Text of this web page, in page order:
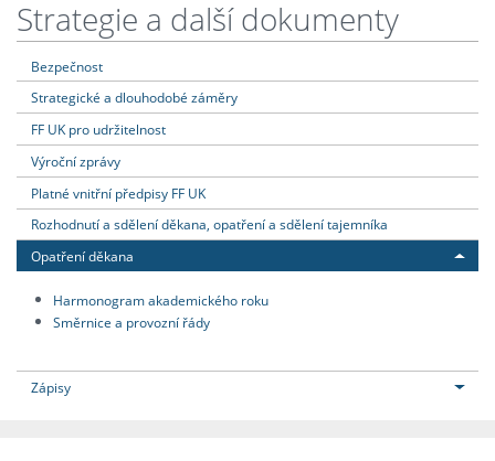
Strategie a další dokumenty
Bezpečnost
Strategické a dlouhodobé záměry
FF UK pro udržitelnost
Výroční zprávy
Platné vnitřní předpisy FF UK
Rozhodnutí a sdělení děkana, opatření a sdělení tajemníka
Opatření děkana
Harmonogram akademického roku
Směrnice a provozní řády
Zápisy